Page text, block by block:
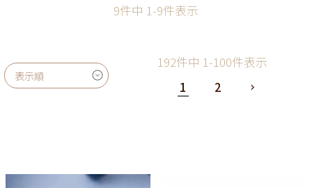
9件中 1-9件表示
表示順
192件中 1 -100件表示
1
2